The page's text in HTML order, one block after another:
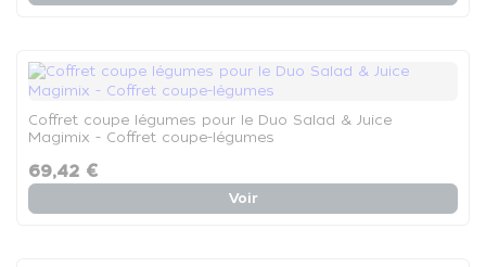
Coffret coupe légumes pour le Duo Salad & Juice
Magimix - Coffret coupe-légumes
69,42 €
Voir